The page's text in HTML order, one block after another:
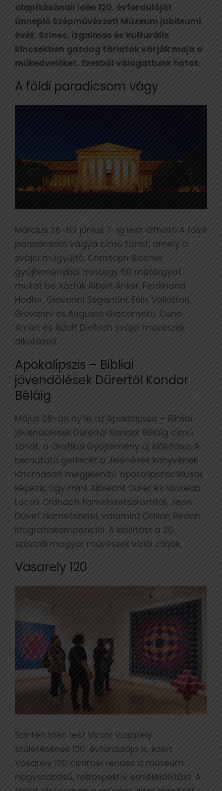
alapításának idén 120. évfordulóját
ünneplő Szépművészeti Múzeum jubileumi
évét. Színes, izgalmas és kulturális
kincsekben gazdag tárlatok várják majd a
műkedvelőket. Ezekből válogattunk hatot.
A földi paradicsom vágy
Március 26-tól június 7-ig lesz látható A földi
paradicsom vágya című tárlat, amely a
svájci műgyűjtő, Christoph Blocher
gyűjteményből mintegy 60 műtárgyat
mutat be, köztük Albert Anker, Ferdinand
Hodler, Giovanni Segantini, Félix Vallotton,
Giovanni és Augusto Giacometti, Cuno
Amiet és Adolf Dietrich svájci művészek
alkotásait.
Apokalipszis – Bibliai
jövendölések Dürertől Kondor
Béláig
Május 28-án nyílik az Apokalipszis – Bibliai
jövendölések Dürertől Kondor Béláig című
tárlat, a Grafikai Gyűjtemény új kiállítása. A
bemutató gerincét a Jelenések könyvének
látomásait megjelenítő apokalipszisciklusok
képezik, úgy mint Albrecht Dürer és idősebb
Lucas Cranach fametszetsorozatai, Jean
Duvet rézmetszetei, valamint Odilon Redon
litográfiakompozíciói. A kiállítást a 20.
századi magyar művészek víziói zárják.
Vasarely 120
Szintén idén lesz Victor Vasarely
születésének 120. évfordulója is, ezért
Vasarely 120 címmel rendez a múzeum
nagyszabású, retrospektív emlékkiállítást. A